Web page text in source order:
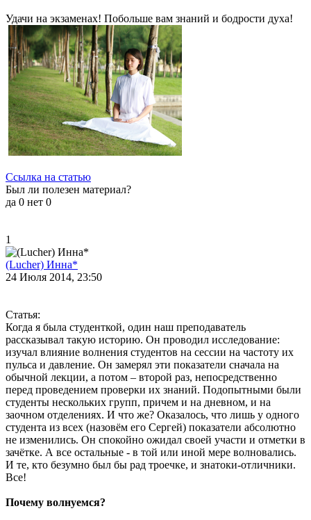
Удачи на экзаменах! Побольше вам знаний и бодрости духа!
Ссылка на статью
Был ли полезен материал?
да 0 нет 0
1
(Lucher) Инна*
24 Июля 2014, 23:50
Статья:
Когда я была студенткой, один наш преподаватель
рассказывал такую историю. Он проводил исследование:
изучал влияние волнения студентов на сессии на частоту их
пульса и давление. Он замерял эти показатели сначала на
обычной лекции, а потом – второй раз, непосредственно
перед проведением проверки их знаний. Подопытными были
студенты нескольких групп, причем и на дневном, и на
заочном отделениях. И что же? Оказалось, что лишь у одного
студента из всех (назовём его Сергей) показатели абсолютно
не изменились. Он спокойно ожидал своей участи и отметки в
зачётке. А все остальные - в той или иной мере волновались.
И те, кто безумно был бы рад троечке, и знатоки-отличники.
Все!
Почему волнуемся?